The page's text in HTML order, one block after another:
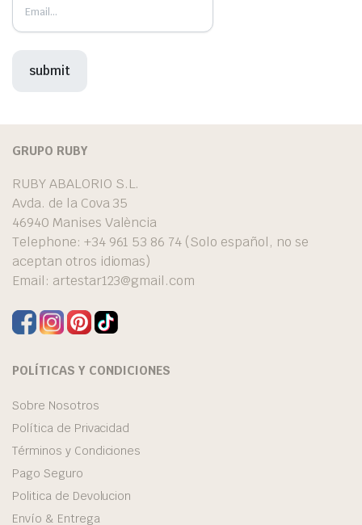
GRUPO RUBY
RUBY ABALORIO S.L.
Avda. de la Cova 35
46940 Manises València
Telephone: +34 961 53 86 74 (Solo español, no se
aceptan otros idiomas)
Email: artestar123@gmail.com
POLÍTICAS Y CONDICIONES
Sobre Nosotros
Política de Privacidad
Términos y Condiciones
Pago Seguro
Politica de Devolucion
Envío & Entrega